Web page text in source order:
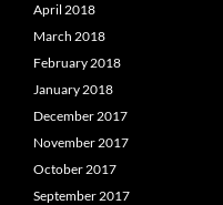
April 2018
March 2018
February 2018
January 2018
December 2017
November 2017
October 2017
September 2017